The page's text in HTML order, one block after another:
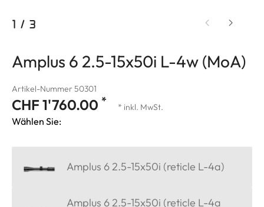
1 / 3
Amplus 6 2.5-15x50i L-4w (MoA)
Artikel-Nummer 50301
CHF 1'760.00 * * inkl. MwSt.
Wählen Sie:
Amplus 6 2.5-15x50i (reticle L-4a)
Amplus 6 2.5-15x50i (reticle L-4a